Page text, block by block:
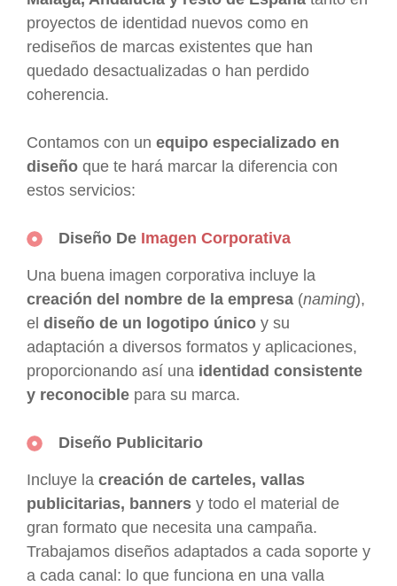
proyectos de identidad nuevos como en
rediseños de marcas existentes que han
quedado desactualizadas o han perdido
coherencia.
Contamos con un equipo especializado en
diseño que te hará marcar la diferencia con
estos servicios:
Diseño De Imagen Corporativa
Una buena imagen corporativa incluye la
creación del nombre de la empresa (naming),
el diseño de un logotipo único y su
adaptación a diversos formatos y aplicaciones,
proporcionando así una identidad consistente
y reconocible para su marca.
Diseño Publicitario
Incluye la creación de carteles, vallas
publicitarias, banners y todo el material de
gran formato que necesita una campaña.
Trabajamos diseños adaptados a cada soporte y
a cada canal: lo que funciona en una valla